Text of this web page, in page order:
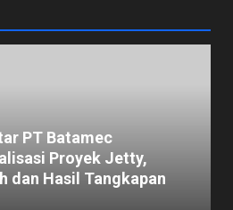
PT Batamec
Proyek Jetty,
dan Hasil Tangkapan